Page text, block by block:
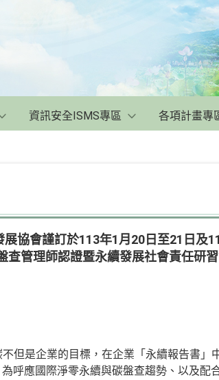
資訊安全ISMS專區 各項計畫專
協會謹訂於113年1月20日至21日及
查管理師認證暨永續發展社會責任研
但是企業的目標，在企業「永續報告書」
呼應國際淨零永續與碳盤查趨勢、以及配